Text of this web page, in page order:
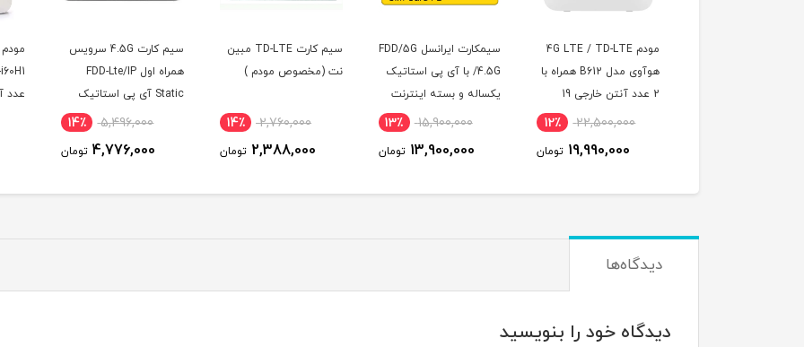
مودم 4G LTE / TD-LTE
هوآوی مدل B612 همراه با
2 عدد آنتن خارجی 19
22,500,000 12٪
19,990,000 تومان
سیمکارت ایرانسل FDD/5G
/4.5G با آی پی استاتیک
یکساله و بسته اینترنت
500 گیگ یک ساله
15,900,000 13٪
13,900,000 تومان
سیم کارت TD-LTE مبین
نت (مخصوص مودم )
2,760,000 14٪
2,388,000 تومان
سیم کارت 4.5G سرویس
همراه اول FDD-Lte/IP
Static آی پی استاتیک
شش ماهه (مخصوص
5,496,000 14٪
4,776,000 تومان
مودم
دیدگاه‌ها
دیدگاه خود را بنویسید